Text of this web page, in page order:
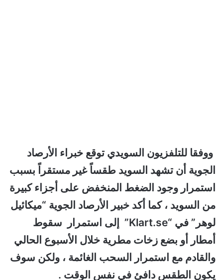
ووفقا للتلفزيون السويدي توقع خبراء الأرصاد
الجوية أن تشهد السويد طقساً غير مستقراً بسبب
استمرار وجود الضغط المنخفض على أجزاء كبيرة
من السويد ، كما أكد خبير الأرصاد الجوية “ميكائيل
لوهر” في “Klart.se” إلى استمرار سقوط
أمطار أو بضع زخات مطرية خلال الأسبوع الحالي
والقادم مع استمرار السحب الغائمة ، ولكن سوف
يكون الطقس دافئ في نفس الوقت .